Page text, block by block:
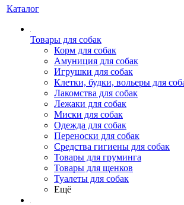
Каталог
Товары для собак
Корм для собак
Амуниция для собак
Игрушки для собак
Клетки, будки, вольеры для
Лакомства для собак
Лежаки для собак
Миски для собак
Одежда для собак
Переноски для собак
Средства гигиены для собак
Товары для груминга
Товары для щенков
Туалеты для собак
Ещё